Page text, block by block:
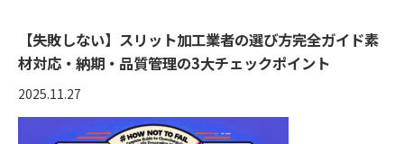
【失敗しない】スリット加工業者の選び方完全ガイド素
材対応・納期・品質管理の3大チェックポイント
2025.11.27